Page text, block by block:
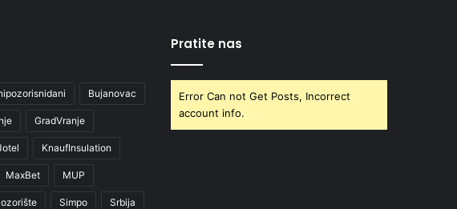
Bujanovac
GradVranje
KnaufInsulation
MaxBet MUP
Simpo Srbija
Pratite nas
Error Can not Get Posts, Incorrect
account info.